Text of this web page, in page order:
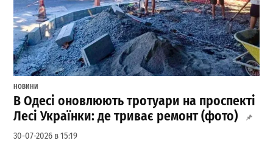
НОВИНИ
В Одесі оновлюють тротуари на проспекті
Лесі Українки: де триває ремонт (фото)
30-07-2026 в 15:19